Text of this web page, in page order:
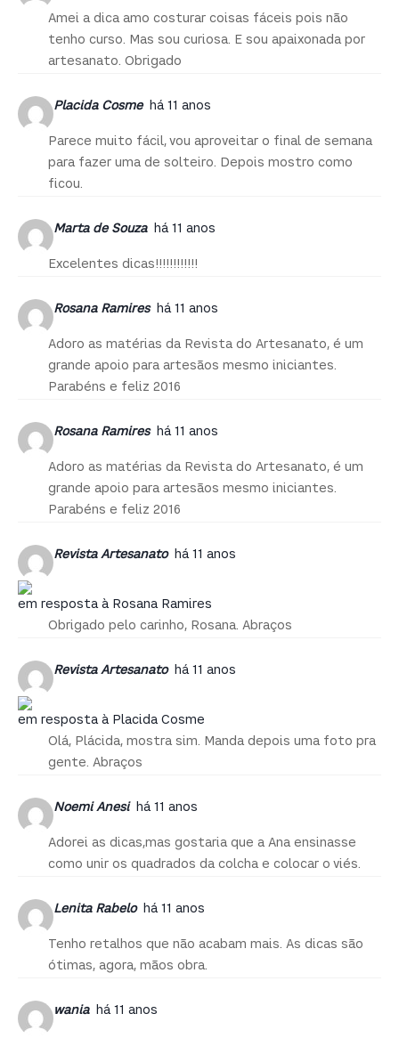
Amei a dica amo costurar coisas fáceis pois não
tenho curso. Mas sou curiosa. E sou apaixonada por
artesanato. Obrigado
Placida Cosme há 11 anos
Parece muito fácil, vou aproveitar o final de semana
para fazer uma de solteiro. Depois mostro como
ficou.
Marta de Souza há 11 anos
Excelentes dicas!!!!!!!!!!!!
Rosana Ramires há 11 anos
Adoro as matérias da Revista do Artesanato, é um
grande apoio para artesãos mesmo iniciantes.
Parabéns e feliz 2016
Rosana Ramires há 11 anos
Adoro as matérias da Revista do Artesanato, é um
grande apoio para artesãos mesmo iniciantes.
Parabéns e feliz 2016
Revista Artesanato há 11 anos
em resposta à Rosana Ramires
Obrigado pelo carinho, Rosana. Abraços
Revista Artesanato há 11 anos
em resposta à Placida Cosme
Olá, Plácida, mostra sim. Manda depois uma foto pra
gente. Abraços
Noemi Anesi há 11 anos
Adorei as dicas,mas gostaria que a Ana ensinasse
como unir os quadrados da colcha e colocar o viés.
Lenita Rabelo há 11 anos
Tenho retalhos que não acabam mais. As dicas são
ótimas, agora, mãos obra.
wania há 11 anos